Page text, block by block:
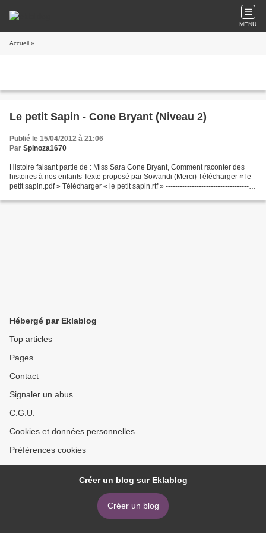
MENU
Accueil »
Le petit Sapin - Cone Bryant (Niveau 2)
Publié le 15/04/2012 à 21:06
Par Spinoza1670
Histoire faisant partie de : Miss Sara Cone Bryant, Comment raconter des
histoires à nos enfants Texte proposé par Sowandi (Merci) Télécharger « le
petit sapin.pdf » Télécharger « le petit sapin.rtf » --------------------------------------
Hébergé par Eklablog
Top articles
Pages
Contact
Signaler un abus
C.G.U.
Cookies et données personnelles
Préférences cookies
Créer un blog sur Eklablog
Créer un blog